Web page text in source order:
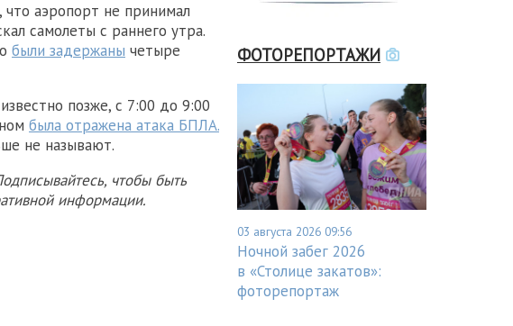
аэропорт не принимал
самолеты с раннего утра.
были задержаны четыре
позже, с 7:00 до 9:00
была отражена атака БПЛА.
не называют.
чтобы быть
информации.
ФОТОРЕПОРТАЖИ
03 августа 2026 09:56
Ночной забег 2026
в «Столице закатов»:
фоторепортаж